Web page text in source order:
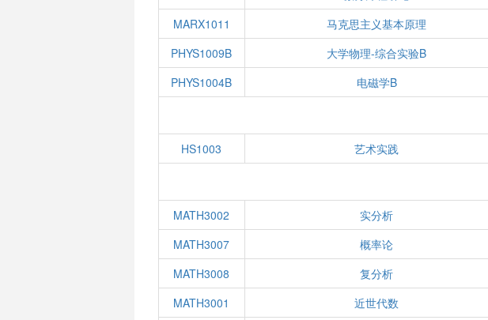
MARX1011
马克思主义基本原理
PHYS1009B
大学物理-综合实验B
PHYS1004B
电磁学B
HS1003 艺术实践
MATH3002 实分析
MATH3007
概率论
MATH3008
复分析
MATH3001
近世代数